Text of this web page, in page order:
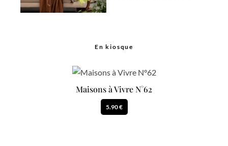
En kiosque
Maisons à Vivre N°62
5.90 €